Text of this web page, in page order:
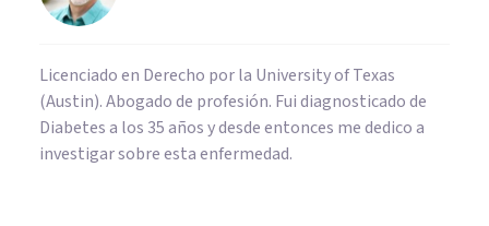
Licenciado en Derecho por la University of Texas
(Austin). Abogado de profesión. Fui diagnosticado de
Diabetes a los 35 años y desde entonces me dedico a
investigar sobre esta enfermedad.